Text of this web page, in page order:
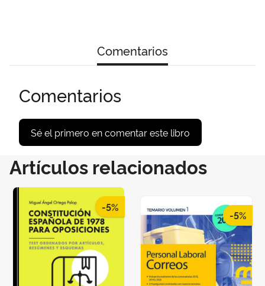
Comentarios
Comentarios
Sé el primero en comentar este libro
Artículos relacionados
-5%
-5%